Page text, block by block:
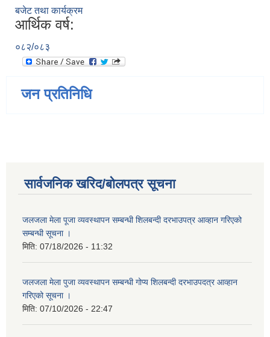
बजेट तथा कार्यक्रम
आर्थिक वर्ष:
०८२/०८३
जन प्रतिनिधि
सार्वजनिक खरिद/बोलपत्र सूचना
जलजला मेला पूजा व्यवस्थापन सम्बन्धी शिलबन्दी दरभाउपत्र आव्हान गरिएको
सम्बन्धी सूचना ।
मिति: 07/18/2026 - 11:32
जलजला मेला पुजा व्यवस्थापन सम्बन्धी गोप्य शिलबन्दी दरभाउपदत्र आव्हान
गरिएको सूचना ।
मिति: 07/10/2026 - 22:47